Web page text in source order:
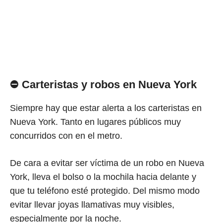
⛔ Carteristas y robos en Nueva York
Siempre hay que estar alerta a los carteristas en
Nueva York. Tanto en lugares públicos muy
concurridos con en el metro.
De cara a evitar ser víctima de un robo en Nueva
York, lleva el bolso o la mochila hacia delante y
que tu teléfono esté protegido. Del mismo modo
evitar llevar joyas llamativas muy visibles,
especialmente por la noche.